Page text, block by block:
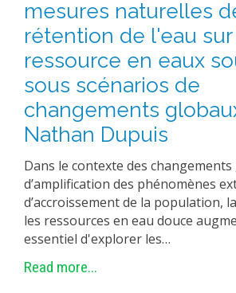
mesures naturelles
rétention de l'eau sur
ressource en eaux
sous scénarios de
changements
Nathan Dupuis
Dans le contexte des
d’amplification des phénomènes
d’accroissement de la population,
les ressources en eau douce
essentiel d'explorer les…
Read more...